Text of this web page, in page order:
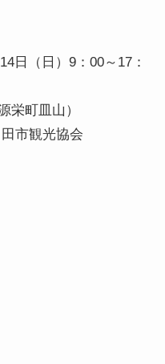
日（日）9：00～17：
栄町皿山）
市観光協会